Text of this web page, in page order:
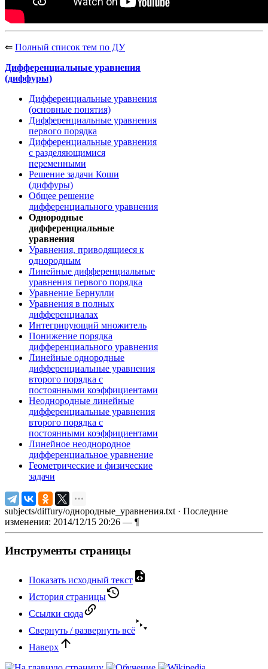
⇐ Полный список тем по ДУ
Дифференциальные уравнения
(диффуры)
Дифференциальные уравнения
(основные понятия)
Дифференциальные уравнения
первого порядка
Дифференциальные уравнения
с разделяющимися
переменными
Решение задачи Коши
(диффуры)
Общее решение
дифференциального уравнения
Однородные
дифференциальные
уравнения
Уравнения, приводящиеся к
однородным
Линейные дифференциальные
уравнения первого порядка
Уравнение Бернулли
Уравнения в полных
дифференциалах
Интегрирующий множитель
Понижение порядка
дифференциального уравнения
Линейные однородные
дифференциальные уравнения
второго порядка с
постоянными коэффициентами
Неоднородные линейные
дифференциальные уравнения
второго порядка с
постоянными коэффициентами
Линейное неоднородное
дифференциальное уравнение
Геометрические и физические
задачи
subjects/diffury/однородные_уравнения.txt · Последние
изменения: 2014/12/15 20:26 — ¶
Инструменты страницы
Показать исходный текст
История страницы
Ссылки сюда
Свернуть / развернуть всё
Наверх